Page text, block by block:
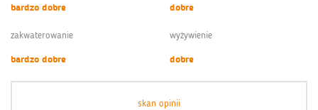
bardzo dobre
dobre
zakwaterowanie
bardzo dobre
wyżywienie
dobre
skan opinii